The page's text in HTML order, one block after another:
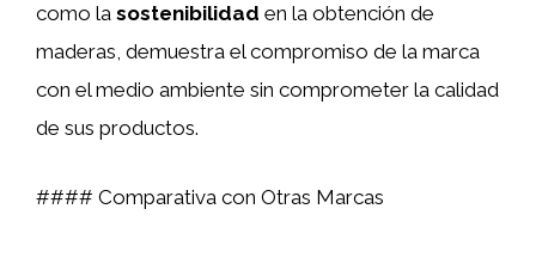
como la sostenibilidad en la obtención de
maderas, demuestra el compromiso de la marca
con el medio ambiente sin comprometer la calidad
de sus productos.
#### Comparativa con Otras Marcas